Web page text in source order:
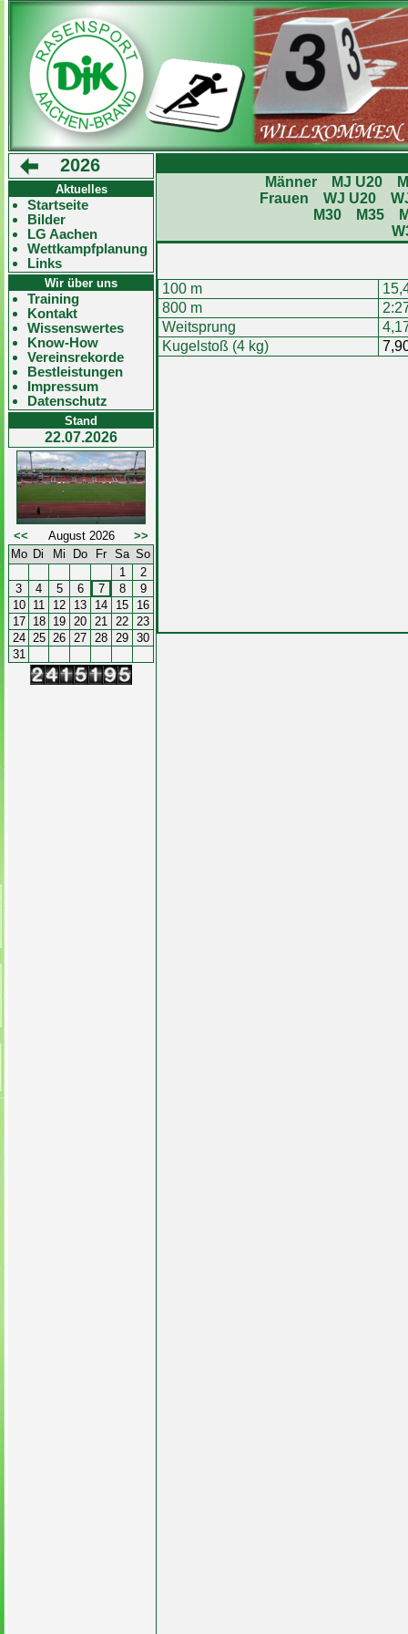
2026
Aktuelles
Startseite
Bilder
LG Aachen
Wettkampfplanung
Links
Wir über uns
Training
Kontakt
Wissenswertes
Know-How
Vereinsrekorde
Bestleistungen
Impressum
Datenschutz
Stand
22.07.2026
<< >>
August 2026
Mo Di Mi Do Fr Sa So
1
2
3
4 5 6 7 8
9
10
11 12 13 14 15
16
17
18 19 20 21 22 23
24 25 26 27 28 29 30
31
Männer MJ U20
Frauen
WJ U20
M30
M35
100 m
800 m
Weitsprung
Kugelstoß (4 kg)